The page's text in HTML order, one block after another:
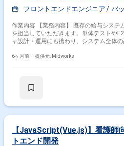
フロントエンドエンジニア
バ
作業内容 【業務内容】 既存の給与システムの改修や新規画面・機能開発
を担当していただきます。単体テストや
ャ設計・運用にも携わり、システム全体
・新規画面・機能開発（React／TypeScript、Go／Gin）
スト?リリース
6ヶ月前・ 提供元: Midworks
【JavaScript(Vue.js)】看護師
トエンド開発